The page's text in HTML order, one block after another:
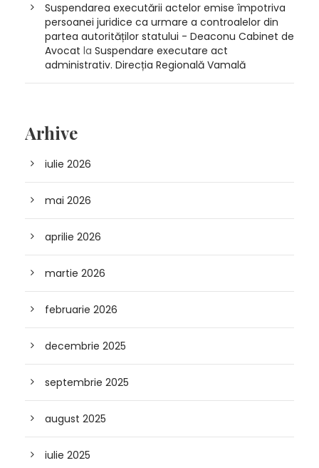
Suspendarea executării actelor emise împotriva
persoanei juridice ca urmare a controalelor din
partea autorităților statului - Deaconu Cabinet de
Avocat la Suspendare executare act
administrativ. Direcția Regională Vamală
Arhive
iulie 2026
mai 2026
aprilie 2026
martie 2026
februarie 2026
decembrie 2025
septembrie 2025
august 2025
iulie 2025